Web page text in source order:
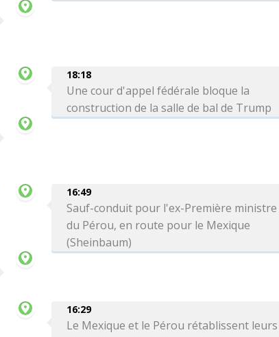
18:18
Une cour d'appel fédérale bloque la
construction de la salle de bal de Trump
16:49
Sauf-conduit pour l'ex-Première ministre
du Pérou, en route pour le Mexique
(Sheinbaum)
16:29
Le Mexique et le Pérou rétablissent leurs